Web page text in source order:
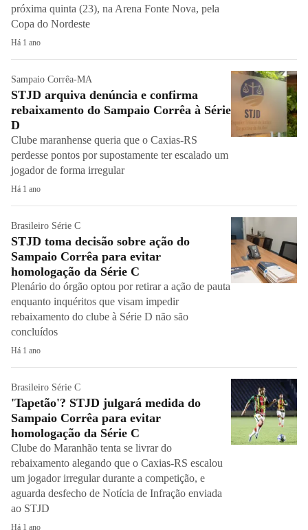
próxima quinta (23), na Arena Fonte Nova, pela
Copa do Nordeste
Há 1 ano
Sampaio Corrêa-MA
STJD arquiva denúncia e confirma
rebaixamento do Sampaio Corrêa à Série
D
Clube maranhense queria que o Caxias-RS
perdesse pontos por supostamente ter escalado um
jogador de forma irregular
Há 1 ano
Brasileiro Série C
STJD toma decisão sobre ação do
Sampaio Corrêa para evitar
homologação da Série C
Plenário do órgão optou por retirar a ação de pauta
enquanto inquéritos que visam impedir
rebaixamento do clube à Série D não são
concluídos
Há 1 ano
Brasileiro Série C
'Tapetão'? STJD julgará medida do
Sampaio Corrêa para evitar
homologação da Série C
Clube do Maranhão tenta se livrar do
rebaixamento alegando que o Caxias-RS escalou
um jogador irregular durante a competição, e
aguarda desfecho de Notícia de Infração enviada
ao STJD
Há 1 ano